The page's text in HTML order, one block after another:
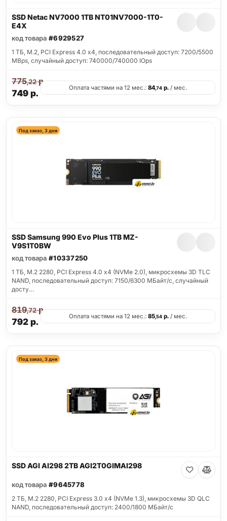
SSD Netac NV7000 1TB NT01NV7000-1T0-
E4X
код товара #6929527
1 ТБ, M.2, PCI Express 4.0 x4, последовательный доступ: 7200/5500
MBps, случайный доступ: 740000/740000 IOps
749р.
775,22р.
Оплата частями на 12 мес.: 84,74р./ мес.
Под заказ, 3 дня
SSD Samsung 990 Evo Plus 1TB MZ-
V9S1T0BW
код товара #10337250
1 ТБ, M.2 2280, PCI Express 4.0 x4 (NVMe 2.0), микросхемы 3D TLC
NAND, последовательный доступ: 7150/6300 МБайт/с, случайный
досту…
792р.
819,72р.
Оплата частями на 12 мес.: 85,54р./ мес.
Под заказ, 3 дня
SSD AGI AI298 2TB AGI2T0GIMAI298
код товара #9645778
2 ТБ, M.2 2280, PCI Express 3.0 x4 (NVMe 1.3), микросхемы 3D QLC
NAND, последовательный доступ: 2400/1800 МБайт/с